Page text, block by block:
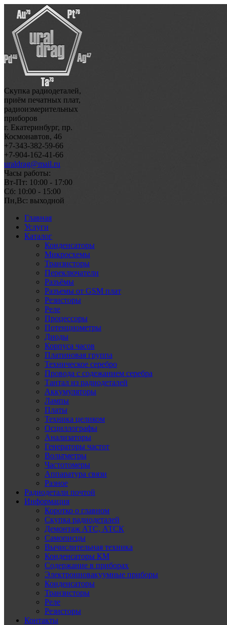
Скупка радиодеталей,
приём печатных плат,
радиоизмерительных
приборов
г. Екатеринбург, пр.
Космонавтов, 46
+7-343-382-59-66
+7-904-162-41-66
uraldrag@mail.ru
Часы работы:
Вт-Пт: 10:00 - 17:00
Сб: 10:00 - 15:00
Пн,Вс: выходной
Главная
Услуги
Каталог
Конденсаторы
Микросхемы
Транзисторы
Переключатели
Разъёмы
Разъемы от GSM плат
Резисторы
Реле
Процессоры
Потенциометры
Диоды
Корпуса часов
Платиновая группа
Техническое серебро
Провода с содежанием серебра
Тантал из радиодеталей
Аккумуляторы
Лампы
Платы
Техника целиком
Осциллографы
Анализаторы
Генераторы частот
Вольтметры
Частотомеры
Аппаратура связи
Разное
Радиодетали почтой
Информация
Коротко о главном
Скупка радиодеталей
Демонтаж АТС, АТСК
Самописцы
Вычислительная техника
Конденсаторы КМ
Содержание в приборах
Электронновакуумные приборы
Конденсаторы
Транзисторы
Реле
Резисторы
Контакты